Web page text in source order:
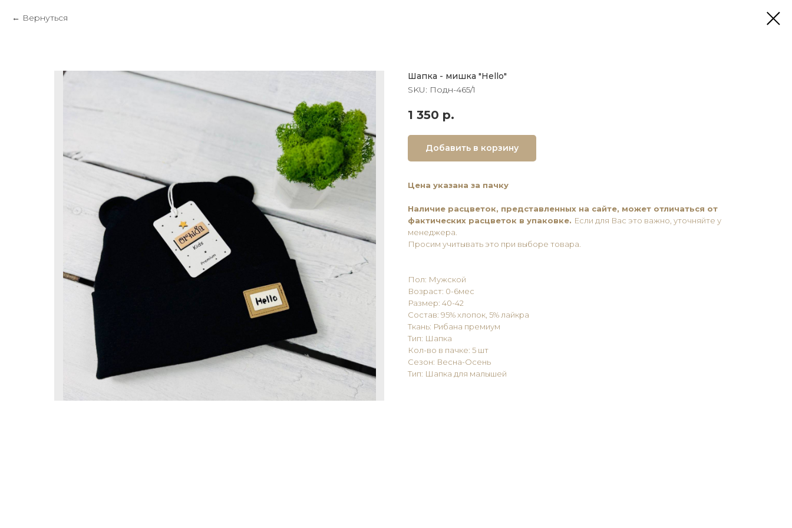
Вернуться
Шапка - мишка "Hello"
SKU: Подн-465/1
1 350 р.
Добавить в корзину
Цена указана за пачку
Наличие расцветок, представленных на сайте, может отличаться от
фактических расцветок в упаковке. Если для Вас это важно, уточняйте у
менеджера.
Просим учитывать это при выборе товара.
Пол: Мужской
Возраст: 0-6мес
Размер: 40-42
Состав: 95% хлопок, 5% лайкра
Ткань: Рибана премиум
Тип: Шапка
Кол-во в пачке: 5 шт
Сезон: Весна-Осень
Тип: Шапка для малышей